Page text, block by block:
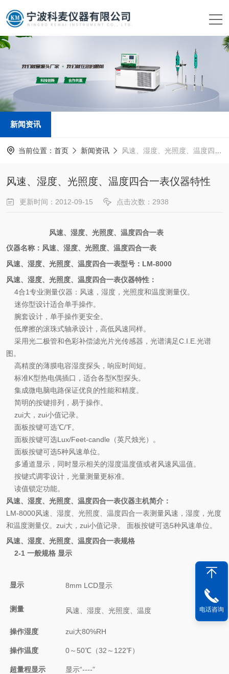
新闻资讯
当前位置： 首页 新闻资讯 风速、湿度、光照度、温度四合一表仪器特性
风速、湿度、光照度、温度四合一表仪器特性
更新时间：2012-09-15
点击次数：2938
风速、湿度、光照度、温度四合一表
仪器名称：风速、湿度、光照度、温度四合一表
风速、湿度、光照度、温度四合一表型号： LM-8000
风速、湿度、光照度、温度四合一表仪器特性：
4合1专业测量仪器：风速，湿度，光照度和温度测量仪。
迷你型设计适合单手操作。
腕套设计，单手操作更安全。
低摩擦的滚珠式轴承设计，高低风速同样。
采用光二极管和色彩补偿滤光片光传感器，光谱满足C.I.E. 光谱
图。
高精度的薄膜电容湿度探头，响应时间短。
标准K型热电偶插口，适合各型K型探头。
集成微电脑电路保证优良的性能和精度。
简明的按键排列，易于操作。
zui大，zui小值记录。
面板按键可选℃/℉。
面板按键可选Lux/Feet-candle （英尺烛光）。
面板按键可选5种风速单位。
多通道显示，同时显示相关的湿度温度值或者风速风温值。
按键式调零设计，光量测量更标准。
读值锁定功能。
风速、湿度、光照度、温度四合一表仪器主机简介：
LM-8000风速、湿度、光照度、温度四合一表测量风速，湿度，光度
和温度测量仪。zui大，zui小值记录。 面板按键可选5种风速单位。
风速、湿度、光照度、温度四合一表规格
2-1 一般规格 显示
显示 8mm LCD显示
测量 风速、湿度、光照度、温度
操作湿度 zui大80%RH
操作温度 0～50℃（32～122℉）
超量程显示 显示“----”
电话咨询